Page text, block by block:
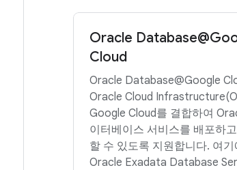
Oracle
Cloud
Oracle Database@Google
Oracle Cloud
Google Cloud를 결합하여
이터베이스 서비스를 배포하
할 수 있도록 지원합니다. 여기
Oracle Exadata Database